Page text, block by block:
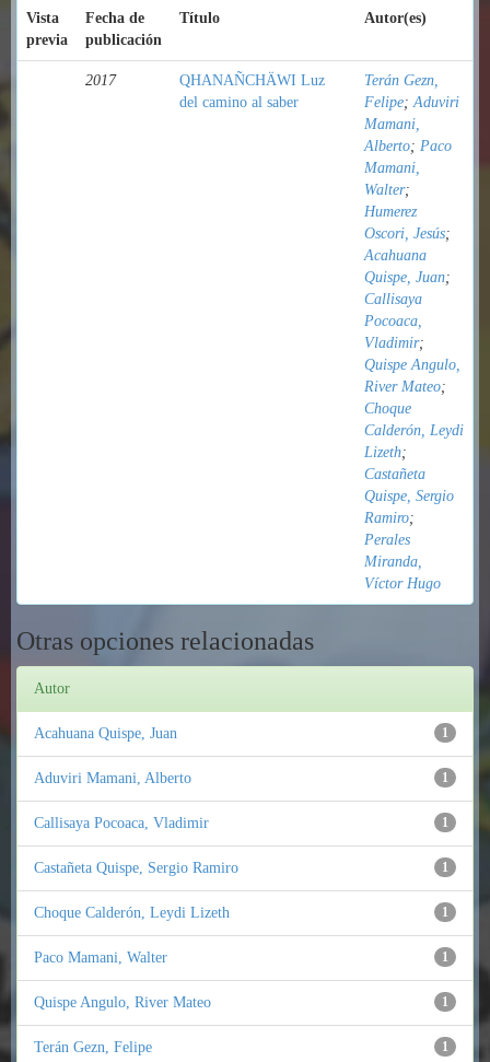
Vista
previa
Fecha de
publicación
Título Autor(es)
2017
QHANAÑCHÄWI Luz
del camino al saber
Terán Gezn,
Felipe;Aduviri
Mamani,
Alberto; Paco
Mamani,
Walter;
Humerez
Oscori, Jesús;
Acahuana
Quispe, Juan;
Callisaya
Pocoaca,
Vladimir;
Quispe Angulo,
River Mateo;
Choque
Calderón, Leydi
Lizeth;
Castañeta
Quispe, Sergio
Ramiro;
Perales
Miranda,
Víctor Hugo
Otras opciones relacionadas
Autor
1
Acahuana Quispe, Juan
1
Aduviri Mamani, Alberto
1
Callisaya Pocoaca, Vladimir
1
Castañeta Quispe, Sergio Ramiro
1
Choque Calderón, Leydi Lizeth
1
Paco Mamani, Walter
1
Quispe Angulo, River Mateo
1
Terán Gezn, Felipe